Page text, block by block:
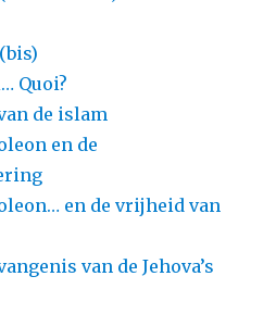
Quoi?
de islam
en de
en de vrijheid van
van de Jehova’s